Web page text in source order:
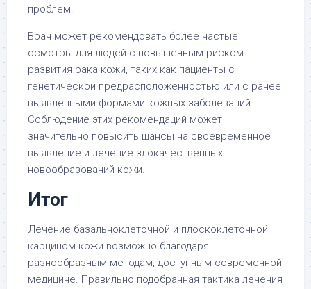
проблем.
Врач может рекомендовать более частые
осмотры для людей с повышенным риском
развития рака кожи, таких как пациенты с
генетической предрасположенностью или с ранее
выявленными формами кожных заболеваний.
Соблюдение этих рекомендаций может
значительно повысить шансы на своевременное
выявление и лечение злокачественных
новообразований кожи.
Итог
Лечение базальноклеточной и плоскоклеточной
карцином кожи возможно благодаря
разнообразным методам, доступным современной
медицине. Правильно подобранная тактика лечения